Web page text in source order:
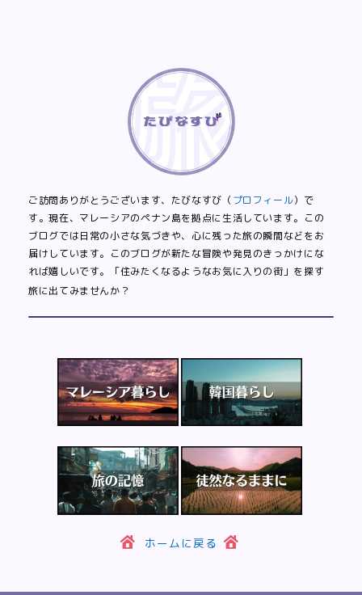
ご訪問ありがとうございます、たびなすび（プロフィール）で
す。現在、マレーシアのペナン島を拠点に生活しています。この
ブログでは日常の小さな気づきや、心に残った旅の瞬間などをお
届けしています。このブログが新たな冒険や発見のきっかけにな
れば嬉しいです。「住みたくなるようなお気に入りの街」を探す
旅に出てみませんか？
ホームに戻る